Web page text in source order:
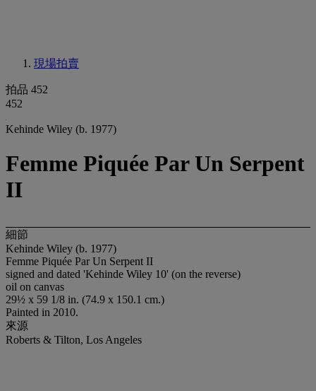
現場拍賣
拍品 452
452
Kehinde Wiley (b. 1977)
Femme Piquée Par Un Serpent
II
細節
Kehinde Wiley (b. 1977)
Femme Piquée Par Un Serpent II
signed and dated 'Kehinde Wiley 10' (on the reverse)
oil on canvas
29½ x 59 1/8 in. (74.9 x 150.1 cm.)
Painted in 2010.
來源
Roberts & Tilton, Los Angeles